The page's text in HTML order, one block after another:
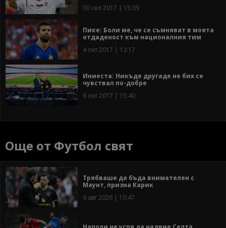
30 сеп 2017 | 15:09
Пике: Боли ме, че се съмняват в моята
отдаденост към националния тим
4 окт 2017 | 13:17
Иниеста: Никъде другаде не бих се
чувствал по-добре
6 окт 2017 | 15:40
Още от Футбол свят
Трябваше да бъда внимателен с
Маунт, призна Карик
9 авг 2026 | 10:47